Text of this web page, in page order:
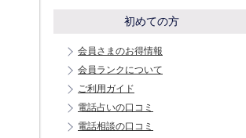
初めての方
会員さまのお得情報
会員ランクについて
ご利用ガイド
電話占いの口コミ
電話相談の口コミ